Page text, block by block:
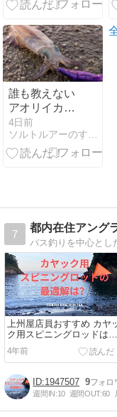
誰も教えない
アオリイカ攻
略の裏技！ス
レイカ対策に
はボトムズル
4日前
ソルトルアーのすすめ！海のルアーフィッシング
7
上州屋店員おすすめ カヤ
ク用スピニングロッドはこ
れだっ！
4年前
1947507 9
週間IN:10 週間OUT:60